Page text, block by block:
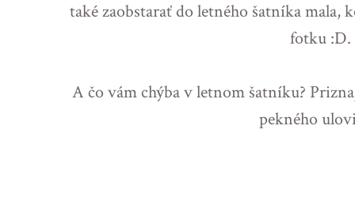
také zaobstarať do letného šatníka mala,
fotku :D.
A čo vám chýba v letnom šatníku?
pekného